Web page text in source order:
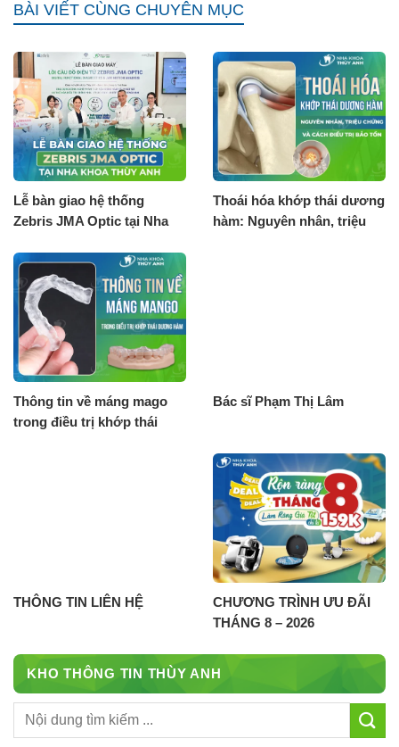
BÀI VIẾT CÙNG CHUYÊN MỤC
Lễ bàn giao hệ thống
Zebris JMA Optic tại Nha
Thoái hóa khớp thái dương
hàm: Nguyên nhân, triệu
Thông tin về máng mago
trong điều trị khớp thái
Bác sĩ Phạm Thị Lâm
THÔNG TIN LIÊN HỆ
CHƯƠNG TRÌNH ƯU ĐÃI
THÁNG 8 – 2026
KHO THÔNG TIN THÙY ANH